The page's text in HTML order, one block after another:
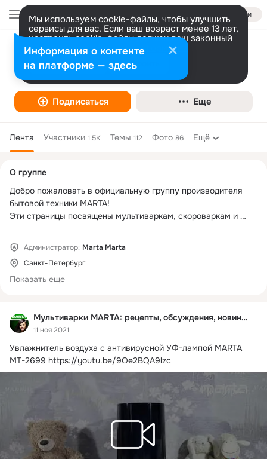
Войти
Мы используем cookie-файлы, чтобы улучшить
сервисы для вас. Если ваш возраст менее 13 лет,
настроить cookie-файлы должен ваш законный
представитель. Больше информации
Разрешить все Настроить
Мультиварки MARTA: рецепты,
обсуждения, новинки
Подписаться Еще
Лента Участники 1.5K Темы 112 Фото 86 Ещё
Мультиварки MARTA: рецепты, обсуждения, новинки
11 ноя 2021
Увлажнитель воздуха с антивирусной УФ-лампой MARTA
MT-2699 https://youtu.be/9Oe2BQA9lzc
колонка
О группе
Добро пожаловать в официальную группу производителя
бытовой техники MARTA!
Эти страницы посвящены мультиваркам, скороваркам и
Мультиварка – недавнее достижение научно-технического
прогресса, позволяющее без особых усилий приготовить
блюдо, которое раньше вы могли увидеть только в
ресторане.
Мультиварки МАРТА – сложных рецептов больше нет!!!!
Администратор: Marta Marta
Санкт-Петербург
Показать еще
Информация о контенте
на платформе — здесь